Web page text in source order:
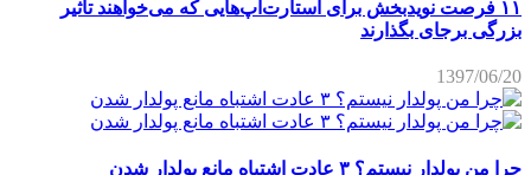
۱۱ فرصت نویدبخش برای استارت‌آپ‌هایی که می‌خواهند تاثیر
بزرگی برجای بگذارند
1397/06/20
چرا من پولدار نیستم؟ ۳ عادت اشتباه مانع پولدار شدن